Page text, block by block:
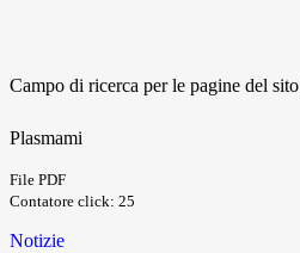
Campo di ricerca per le pagine del sito
Plasmami
File PDF
Contatore click: 25
Notizie